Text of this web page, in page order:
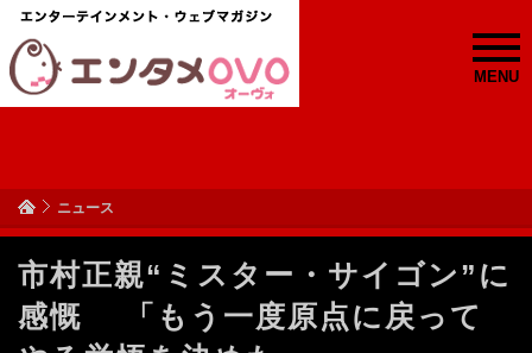
MENU
ニュース
市村正親“ミスター・サイゴン”に
感慨 「もう一度原点に戻って